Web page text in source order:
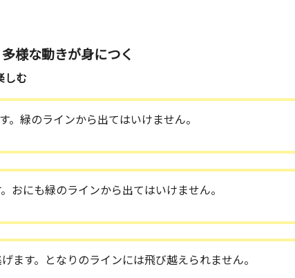
様な動きが身につく
しむ
。緑のラインから出てはいけません。
おにも緑のラインから出てはいけません。
ます。となりのラインには飛び越えられません。